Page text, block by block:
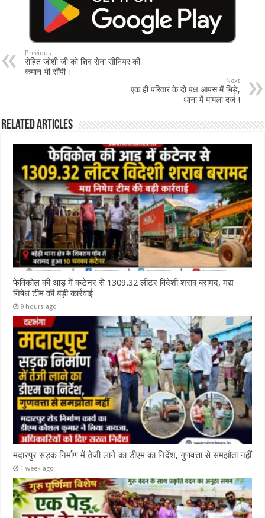
k
n
n er
Previous
रोहित जोशी जी को शिव सेना सीनियर की
कमान भी सौंपी।
Next
एक ही परिवार के दो पक्ष आपस में भिड़े,
थाना में मामला दर्ज !
Related Articles
फेविकोल की आड़ में कंटेनर से 1309.32 लीटर विदेशी शराब बरामद, मद्य
निषेध टीम की बड़ी कार्रवाई
9 hours ago
मदारपुर सड़क निर्माण में तेजी लाने का डीएम का निर्देश, गुणवत्ता से समझौता नहीं
1 week ago